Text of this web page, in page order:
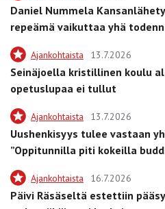
Daniel Nummela
repeämä vaikuttaa yhä
Ajankohtaista 13.7.2026
Seinäjoella kristillinen koulu
opetuslupaa ei tullut
Ajankohtaista 13.7.2026
Uushenkisyys tulee vastaan
”Oppitunnilla piti kokeilla
Ajankohtaista 16.7.2026
Päivi Räsäseltä estettiin